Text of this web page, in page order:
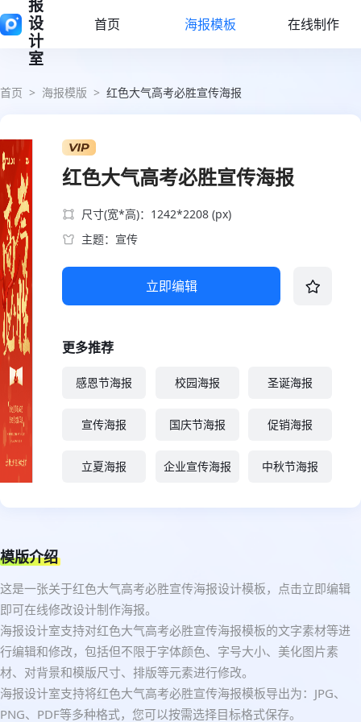
报
设
计
室
首页 海报模板 在线制作
首页 > 海报模版 > 红色大气高考必胜宣传海报
红色大气高考必胜宣传海报
尺寸(宽*高)：1242*2208 (px)
主题：宣传
立即编辑
更多推荐
感恩节海报 校园海报 圣诞海报
宣传海报 国庆节海报 促销海报
立夏海报 企业宣传海报 中秋节海报
模版介绍
这是一张关于红色大气高考必胜宣传海报设计模板，点击立即编辑
即可在线修改设计制作海报。
海报设计室支持对红色大气高考必胜宣传海报模板的文字素材等进
行编辑和修改，包括但不限于字体颜色、字号大小、美化图片素
材、对背景和模版尺寸、排版等元素进行修改。
海报设计室支持将红色大气高考必胜宣传海报模板导出为：JPG、
PNG、PDF等多种格式，您可以按需选择目标格式保存。